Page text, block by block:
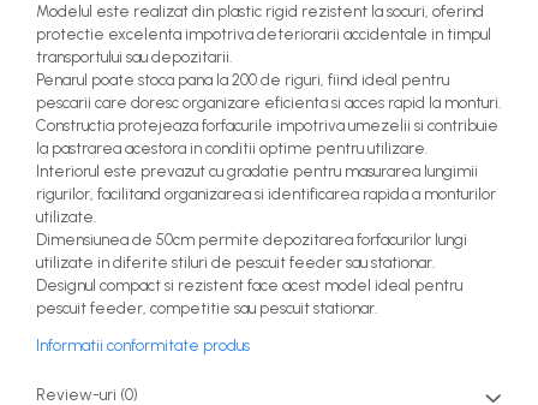
Modelul este realizat din plastic rigid rezistent la socuri, oferind
protectie excelenta impotriva deteriorarii accidentale in timpul
transportului sau depozitarii.
Penarul poate stoca pana la 200 de riguri, fiind ideal pentru
pescarii care doresc organizare eficienta si acces rapid la monturi.
Constructia protejeaza forfacurile impotriva umezelii si contribuie
la pastrarea acestora in conditii optime pentru utilizare.
Interiorul este prevazut cu gradatie pentru masurarea lungimii
rigurilor, facilitand organizarea si identificarea rapida a monturilor
utilizate.
Dimensiunea de 50cm permite depozitarea forfacurilor lungi
utilizate in diferite stiluri de pescuit feeder sau stationar.
Designul compact si rezistent face acest model ideal pentru
pescuit feeder, competitie sau pescuit stationar.
Informatii conformitate produs
Review-uri (0)